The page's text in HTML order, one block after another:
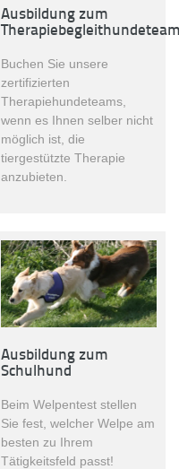
Ausbildung zum
Buchen Sie unsere
zertifizierten
Therapiehundeteams,
wenn es Ihnen selber nicht
möglich ist, die
tiergestützte Therapie
anzubieten.
Ausbildung zum
Schulhund
Beim Welpentest stellen
Sie fest, welcher Welpe am
besten zu Ihrem
Tätigkeitsfeld passt!